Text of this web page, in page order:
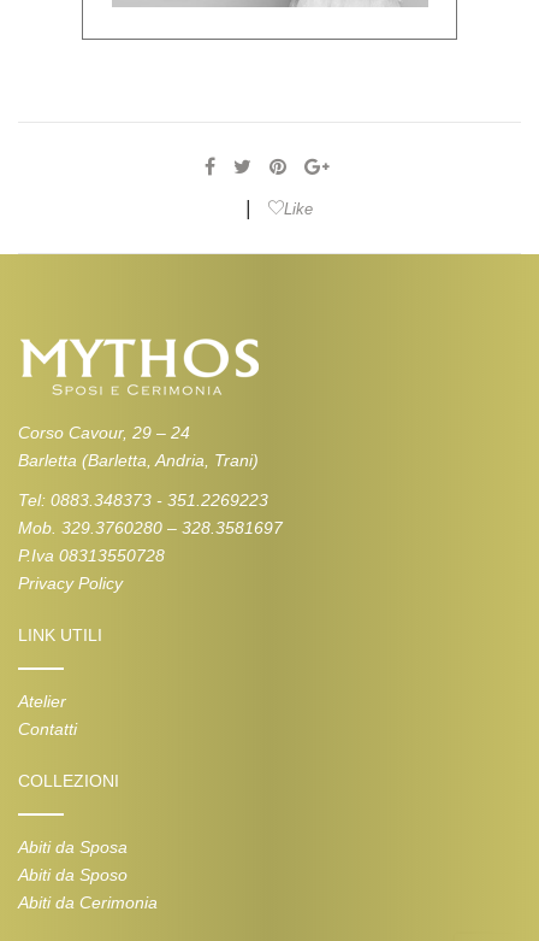
Like
Corso Cavour, 29 – 24
Barletta (Barletta, Andria, Trani)
Tel: 0883.348373 - 351.2269223
Mob. 329.3760280 – 328.3581697
P.Iva 08313550728
Privacy Policy
LINK UTILI
Atelier
Contatti
COLLEZIONI
Abiti da Sposa
Abiti da Sposo
Abiti da Cerimonia